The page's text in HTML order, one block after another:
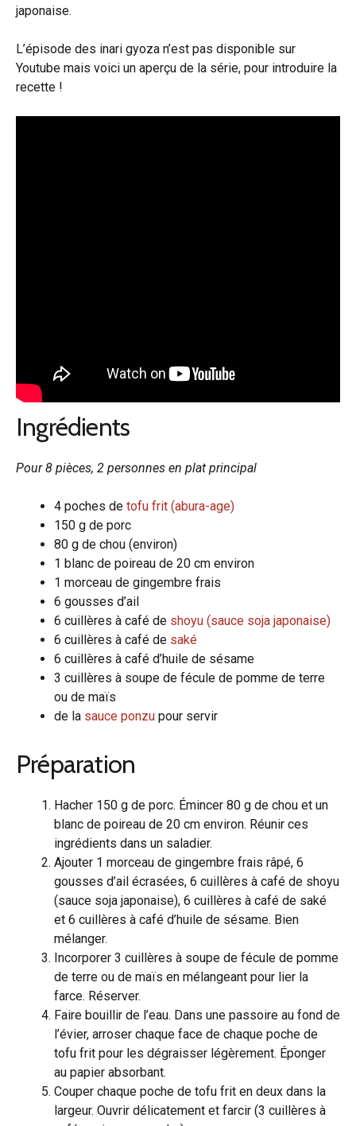
japonaise.
L’épisode des inari gyoza n’est pas disponible sur
Youtube mais voici un aperçu de la série, pour introduire la
recette !
Ingrédients
Pour 8 pièces, 2 personnes en plat principal
4 poches de tofu frit (abura-age)
150 g de porc
80 g de chou (environ)
1 blanc de poireau de 20 cm environ
1 morceau de gingembre frais
6 gousses d’ail
6 cuillères à café de shoyu (sauce soja japonaise)
6 cuillères à café de saké
6 cuillères à café d’huile de sésame
3 cuillères à soupe de fécule de pomme de terre
ou de maïs
de la sauce ponzu pour servir
Préparation
Hacher 150 g de porc. Émincer 80 g de chou et un
blanc de poireau de 20 cm environ. Réunir ces
ingrédients dans un saladier.
Ajouter 1 morceau de gingembre frais râpé, 6
gousses d’ail écrasées, 6 cuillères à café de shoyu
(sauce soja japonaise), 6 cuillères à café de saké
et 6 cuillères à café d’huile de sésame. Bien
mélanger.
Incorporer 3 cuillères à soupe de fécule de pomme
de terre ou de maïs en mélangeant pour lier la
farce. Réserver.
Faire bouillir de l’eau. Dans une passoire au fond de
l’évier, arroser chaque face de chaque poche de
tofu frit pour les dégraisser légèrement. Éponger
au papier absorbant.
Couper chaque poche de tofu frit en deux dans la
largeur. Ouvrir délicatement et farcir (3 cuillères à